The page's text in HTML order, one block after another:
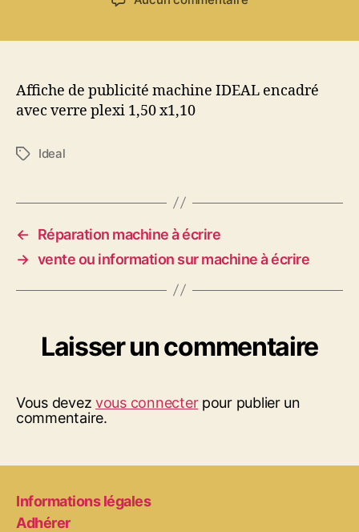
l’article
Affiche de publicité machine IDEAL encadré
avec verre plexi 1,50 x1,10
Étiquettes
Ideal
←
Réparation machine à écrire
→ vente ou information sur machine à écrire
Laisser un commentaire
Vous devezvous connecterpour publier un
commentaire.
Informations légales
Adhérer